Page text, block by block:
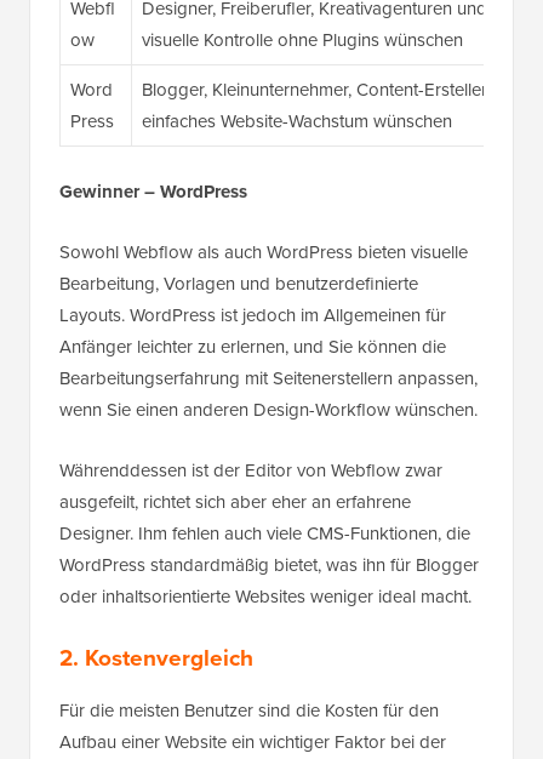
Webfl
ow
Designer, Freiberufler, Kreativagenturen und
visuelle Kontrolle ohne Plugins wünschen
Word
Press
Blogger, Kleinunternehmer, Content-Ersteller und
einfaches Website-Wachstum wünschen
Gewinner – WordPress
Sowohl Webflow als auch WordPress bieten visuelle
Bearbeitung, Vorlagen und benutzerdefinierte
Layouts. WordPress ist jedoch im Allgemeinen für
Anfänger leichter zu erlernen, und Sie können die
Bearbeitungserfahrung mit Seitenerstellern anpassen,
wenn Sie einen anderen Design-Workflow wünschen.
Währenddessen ist der Editor von Webflow zwar
ausgefeilt, richtet sich aber eher an erfahrene
Designer. Ihm fehlen auch viele CMS-Funktionen, die
WordPress standardmäßig bietet, was ihn für Blogger
oder inhaltsorientierte Websites weniger ideal macht.
2. Kostenvergleich
Für die meisten Benutzer sind die Kosten für den
Aufbau einer Website ein wichtiger Faktor bei der